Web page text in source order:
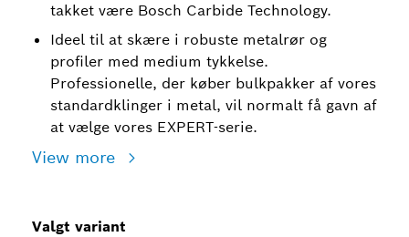
takket være Bosch Carbide Technology.
Ideel til at skære i robuste metalrør og
profiler med medium tykkelse.
Professionelle, der køber bulkpakker af vores
standardklinger i metal, vil normalt få gavn af
at vælge vores EXPERT-serie.
View more
Valgt variant